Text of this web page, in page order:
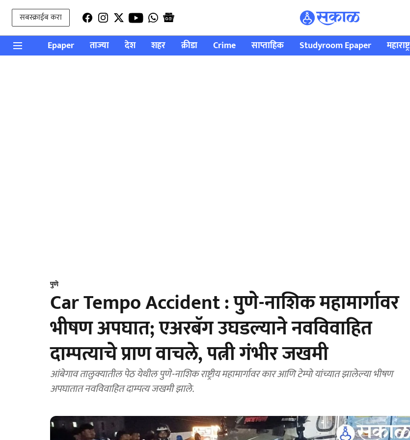
सबस्क्राईब करा
Epaper ताज्या देश शहर क्रीडा Crime साप्ताहिक Studyroom Epaper महाराष्ट्र
पुणे
Car Tempo Accident : पुणे-नाशिक महामार्गावर
भीषण अपघात; एअरबॅग उघडल्याने नवविवाहित
दाम्पत्याचे प्राण वाचले, पत्नी गंभीर जखमी
आंबेगाव तालुक्यातील पेठ येथील पुणे-नाशिक राष्ट्रीय महामार्गावर कार आणि टेम्पो यांच्यात झालेल्या भीषण
अपघातात नवविवाहित दाम्पत्य जखमी झाले.